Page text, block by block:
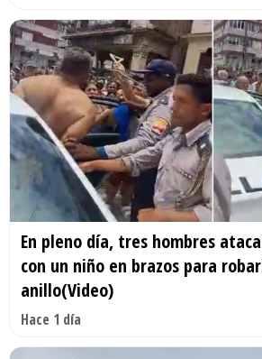
En pleno día, tres hombres
con un niño en brazos para
anillo(Video)
Hace 1 día